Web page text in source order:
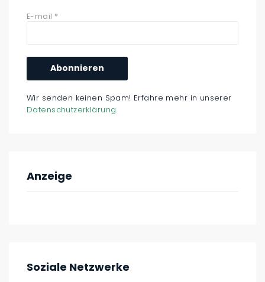
E-mail *
Wir senden keinen Spam! Erfahre mehr in unserer
Datenschutzerklärung.
Anzeige
Soziale Netzwerke